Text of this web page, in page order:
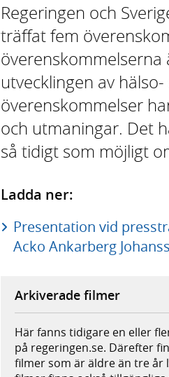
Regeringen och
träffat fem
utvecklingen av
överenskommelser
och utmaningar. Det
så tidigt som möjligt
Ladda ner:
Presentation vid
Acko Ankarberg
Arkiverade filmer
Här fanns tidigare en eller
på regeringen.se. Därefter
filmer som är äldre än tre år